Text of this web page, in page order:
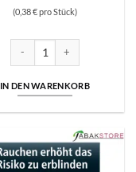
Bewertet
mit5
von
(0,38 € pro Stück)
IN DEN WARENKORB